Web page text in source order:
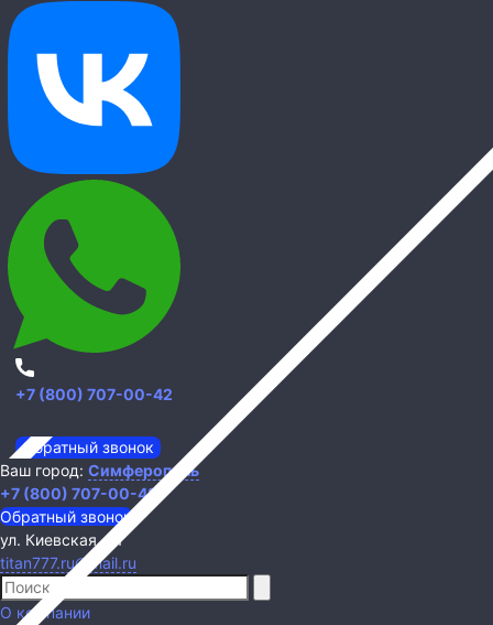
+7 (800) 707-00-42
Обратный звонок
Ваш город: Симферополь
+7 (800) 707-00-42
Обратный звонок
ул. Киевская, 41
titan777.ru@mail.ru
О компании